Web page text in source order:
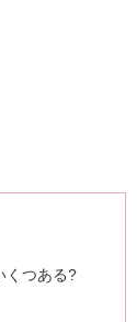
くつある?